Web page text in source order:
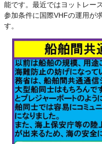
能です。最近ではヨットレー
参加条件に国際VHFの運用が
す。